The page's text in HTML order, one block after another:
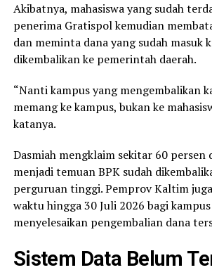
Akibatnya, mahasiswa yang sudah
penerima Gratispol kemudian
dan meminta dana yang sudah masuk
dikembalikan ke pemerintah daerah.
“Nanti kampus yang mengembalikan
memang ke kampus, bukan ke
katanya.
Dasmiah mengklaim sekitar 60 persen
menjadi temuan BPK sudah
perguruan tinggi. Pemprov Kaltim
waktu hingga 30 Juli 2026 bagi
menyelesaikan pengembalian dana
Sistem Data Belum